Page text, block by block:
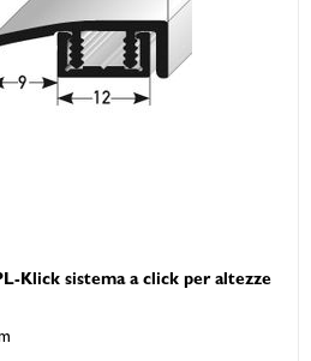
Klick sistema a click per altezze